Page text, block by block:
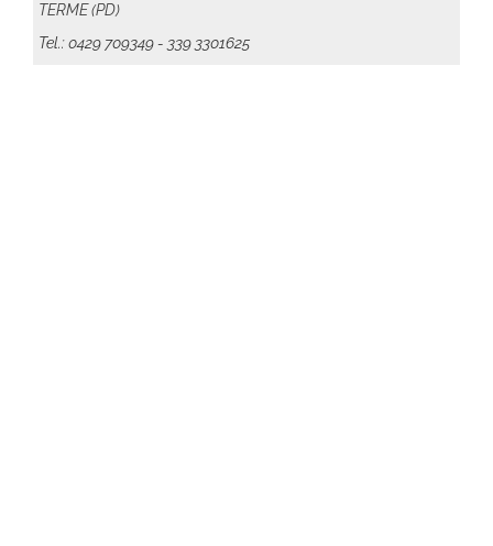
TERME (PD)
Tel.: 0429 709349- 339 3301625